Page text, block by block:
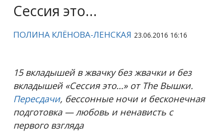
Сессия это…
ПОЛИНА КЛЁНОВА-ЛЕНСКАЯ 23.06.2016 16:16
15 вкладышей в жвачку без жвачки и без
вкладышей «Сессия это…» от The Вышки.
Пересдачи, бессонные ночи и бесконечная
подготовка — любовь и ненависть с
первого взгляда